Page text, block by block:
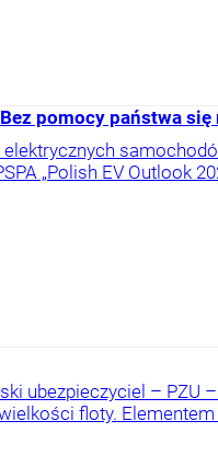
pomocy państwa się
elektrycznych
„Polish EV Outlook
ubezpieczyciel – PZU
floty.